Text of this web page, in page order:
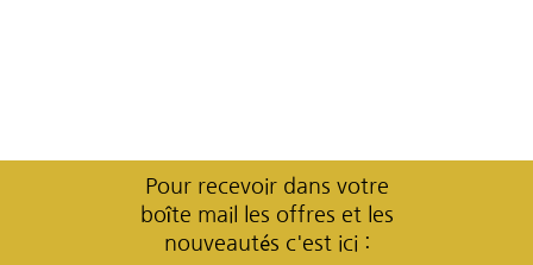
Pour recevoir dans votre
boîte mail les offres et les
nouveautés c'est ici :